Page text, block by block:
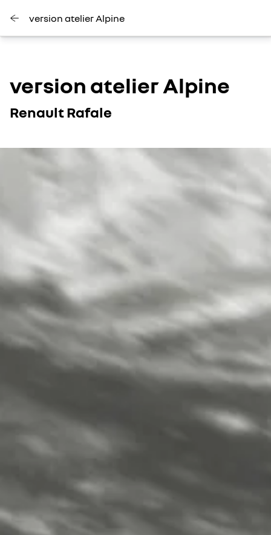
version atelier Alpine
version atelier Alpine
Renault Rafale